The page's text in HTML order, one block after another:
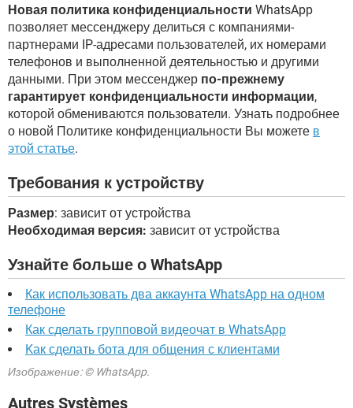
Новая политика конфиденциальности WhatsApp
позволяет мессенджеру делиться с компаниями-
партнерами IP-адресами пользователей, их номерами
телефонов и выполненной деятельностью и другими
данными. При этом мессенджер по-прежнему
гарантирует конфиденциальности информации,
которой обмениваются пользователи. Узнать подробнее
о новой Политике конфиденциальности Вы можете в
этой статье.
Требования к устройству
Размер: зависит от устройства
Необходимая версия: зависит от устройства
Узнайте больше о WhatsApp
Как использовать два аккаунта WhatsApp на одном
телефоне
Как сделать групповой видеочат в WhatsApp
Kак сделать бота для общения с клиентами
Изображение: © WhatsApp.
Autres Systèmes